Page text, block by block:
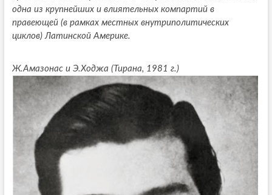
одна из крупнейших и влиятельных компартий в
правеющей (в рамках местных внутриполитических
циклов) Латинской Америке.
Ж.Амазонас и Э.Ходжа (Тирана, 1981 г.)